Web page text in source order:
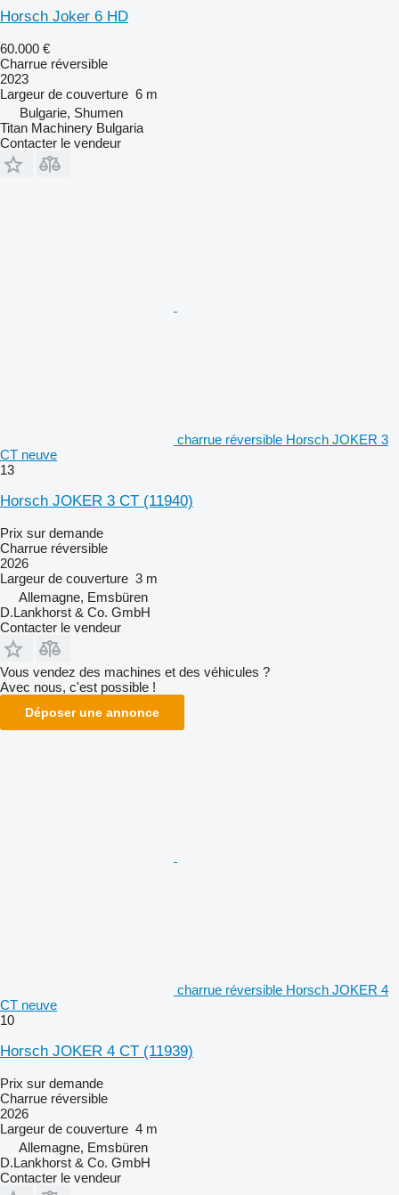
Horsch Joker 6 HD
60.000 €
Charrue réversible
2023
Largeur de couverture 6 m
Bulgarie, Shumen
Titan Machinery Bulgaria
Contacter le vendeur
charrue réversible Horsch JOKER 3
CT neuve
13
Horsch JOKER 3 CT (11940)
Prix sur demande
Charrue réversible
2026
Largeur de couverture 3 m
Allemagne, Emsbüren
D.Lankhorst & Co. GmbH
Contacter le vendeur
Vous vendez des machines et des véhicules ?
Avec nous, c'est possible !
Déposer une annonce
charrue réversible Horsch JOKER 4
CT neuve
10
Horsch JOKER 4 CT (11939)
Prix sur demande
Charrue réversible
2026
Largeur de couverture 4 m
Allemagne, Emsbüren
D.Lankhorst & Co. GmbH
Contacter le vendeur